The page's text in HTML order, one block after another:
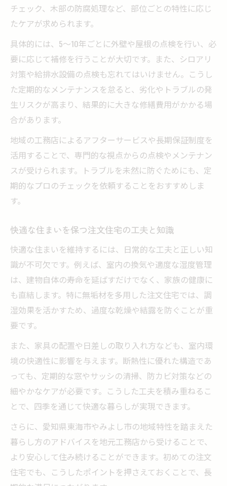
チェック、木部の防腐処理など、部位ごとの特性に応じ
たケアが求められます。
具体的には、5〜10年ごとに外壁や屋根の点検を行い、必
要に応じて補修を行うことが大切です。また、シロアリ
対策や給排水設備の点検も忘れてはいけません。こうし
た定期的なメンテナンスを怠ると、劣化やトラブルの発
生リスクが高まり、結果的に大きな修繕費用がかかる場
合があります。
地域の工務店によるアフターサービスや長期保証制度を
活用することで、専門的な視点からの点検やメンテナン
スが受けられます。トラブルを未然に防ぐためにも、定
期的なプロのチェックを依頼することをおすすめしま
す。
快適な住まいを保つ注文住宅の工夫と知識
快適な住まいを維持するには、日常的な工夫と正しい知
識が不可欠です。例えば、室内の換気や適度な湿度管理
は、建物自体の寿命を延ばすだけでなく、家族の健康に
も直結します。特に無垢材を多用した注文住宅では、調
湿効果を活かすため、過度な乾燥や結露を防ぐことが重
要です。
また、家具の配置や日差しの取り入れ方なども、室内環
境の快適性に影響を与えます。断熱性に優れた構造であ
っても、定期的な窓やサッシの清掃、防カビ対策などの
細やかなケアが必要です。こうした工夫を積み重ねるこ
とで、四季を通じて快適な暮らしが実現できます。
さらに、愛知県東海市やみよし市の地域特性を踏まえた
暮らし方のアドバイスを地元工務店から受けることで、
より安心して住み続けることができます。初めての注文
住宅でも、こうしたポイントを押さえておくことで、長